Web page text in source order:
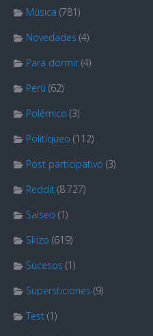
Música (781)
Novedades (4)
Para dormir (4)
Perú (62)
Polémico (3)
Politiqueo (112)
Post participativo (3)
Reddit (8.727)
Salseo (1)
Skizo (619)
Sucesos (1)
Supersticiones (9)
Test (1)